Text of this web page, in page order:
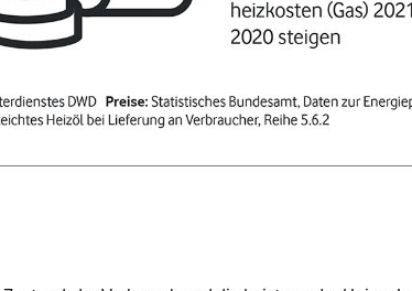
Energiepreise sorgen für hohe Nachzahlungen.